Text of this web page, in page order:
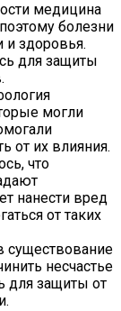
медицина
болезни
и здоровья.
для защиты
могли
от их влияния.
что
нанести вред
от таких
существование
несчастье
для защиты от